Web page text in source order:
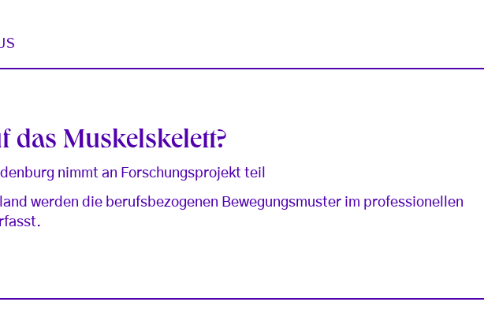
das Muskelskelett?
nimmt an Forschungsprojekt teil
werden die berufsbezogenen Bewegungsmuster im professionellen